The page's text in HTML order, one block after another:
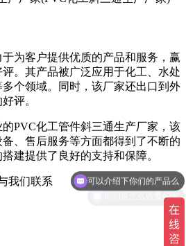
为客户提供优质的产品和服务，赢
。其产品被广泛应用于化工、水处
个领域。同时，该厂家还出口到外
评。
PVC化工管件斜三通生产厂家，该
、售后服务等方面都得到了不断的
建提供了良好的支持和保障。
我们联系
你们是怎么收费的呢